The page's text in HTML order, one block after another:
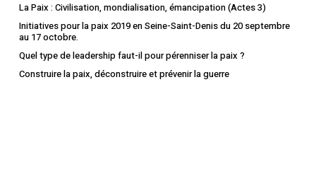
La Paix : Civilisation, mondialisation, émancipation (Actes 3)
Initiatives pour la paix 2019 en Seine-Saint-Denis du 20 septembre
au 17 octobre.
Quel type de leadership faut-il pour pérenniser la paix ?
Construire la paix, déconstruire et prévenir la guerre